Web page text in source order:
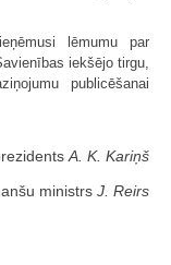
lēmumu par
iekšējo tirgu,
publicēšanai
A. K. Kariņš
ministrs J. Reirs